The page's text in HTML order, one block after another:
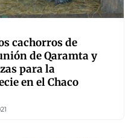
cachorros de
de Qaramta y
para la
en el Chaco